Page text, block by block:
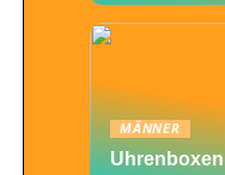
MÄNNER
Uhrenboxen